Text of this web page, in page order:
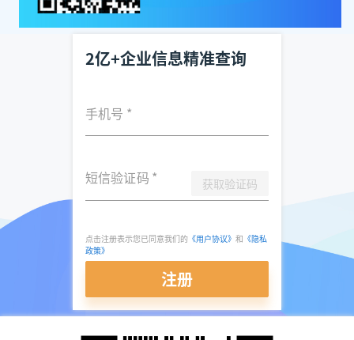
2亿+企业信息精准查询
手机号 *
短信验证码 * 获取验证码
点击注册表示您已同意我们的 《用户协议》 和 《隐私
政策》
注册